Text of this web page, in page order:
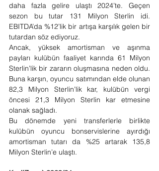
daha fazla gelire ulaştı 2024’te. Geçen
sezon bu tutar 131 Milyon Sterlin idi.
EBITDA’da %12’lik bir artışa karşılık gelen bir
tutardan söz ediyoruz.
Ancak, yüksek amortisman ve aşınma
payları kulübün faaliyet karında 61 Milyon
Sterlin’lik bir zararın oluşmasına neden oldu.
Buna karşın, oyuncu satımından elde olunan
82,3 Milyon Sterlin’lik kar, kulübün vergi
öncesi 21,3 Milyon Sterlin kar etmesine
olanak sağladı.
Bu dönemde yeni transferlerle birlikte
kulübün oyuncu bonservislerine ayırdığı
amortisman tutarı da %25 artarak 135,8
Milyon Sterlin’e ulaştı.